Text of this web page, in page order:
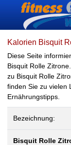
Kalorien Bisquit
Diese Seite
Bisquit Rolle
zu Bisquit Rolle
finden Sie zu vielen
Ernährungstipps.
Bezeichnung:
Bisquit Rolle